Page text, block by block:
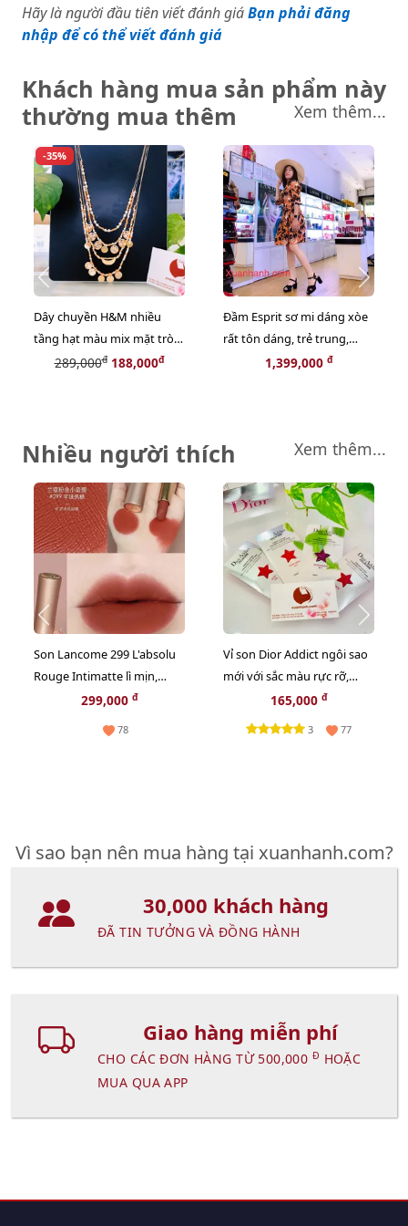
Hãy là người đầu tiên viết đánh giáBạn phải đăng
nhập để có thể viết đánh giá
Khách hàng mua sản phẩm này
thường mua thêm
Xem thêm...
-35%
Dây chuyền H&M nhiều
tầng hạt màu mix mặt tròn
hợp kim sang trọng, ấn
289,000đ188,000đ
Đầm Esprit sơ mi dáng xòe
rất tôn dáng, trẻ trung,
màu cam họa tiết đẹp, độc -
1,399,000 đ
Nhiều người thích Xem thêm...
Son Lancome 299 L'absolu
Rouge Intimatte lì mịn,
French Cashmere cam đỏ
299,000 đ
78
Vỉ son Dior Addict ngôi sao
mới với sắc màu rực rỡ,
bóng mượt, giữ ẩm 24h
165,000 đ
3 77
Vì sao bạn nên mua hàng tại xuanhanh.com?
30,000 khách hàng
ĐÃ TIN TƯỞNG VÀ ĐỒNG HÀNH
Giao hàng miễn phí
CHO CÁC ĐƠN HÀNG TỪ 500,000 Đ HOẶC
MUA QUA APP